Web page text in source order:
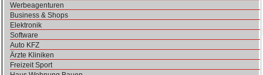
Werbeagenturen
Business & Shops
Elektronik
Software
Auto KFZ
Ärzte Kliniken
Freizeit Sport